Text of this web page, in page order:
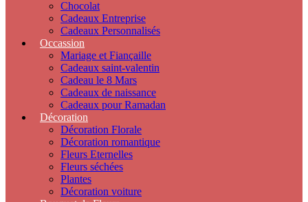
Chocolat
Cadeaux Entreprise
Cadeaux Personnalisés
Occassion
Mariage et Fiançaille
Cadeaux saint-valentin
Cadeau le 8 Mars
Cadeaux de naissance
Cadeaux pour Ramadan
Décoration
Décoration Florale
Décoration romantique
Fleurs Eternelles
Fleurs séchées
Plantes
Décoration voiture